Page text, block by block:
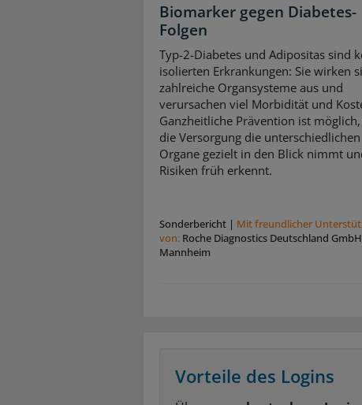
Biomarker gegen Diabetes-
Folgen
Typ-2-Diabetes und Adipositas sind
isolierten Erkrankungen: Sie wirken
zahlreiche Organsysteme aus und
verursachen viel Morbidität und
Ganzheitliche Prävention ist
die Versorgung die unterschiedlichen
Organe gezielt in den Blick nimmt
Risiken früh erkennt.
Sonderbericht | Mit freundlicher
von: Roche Diagnostics Deutschland
Mannheim
Vorteile des Logins